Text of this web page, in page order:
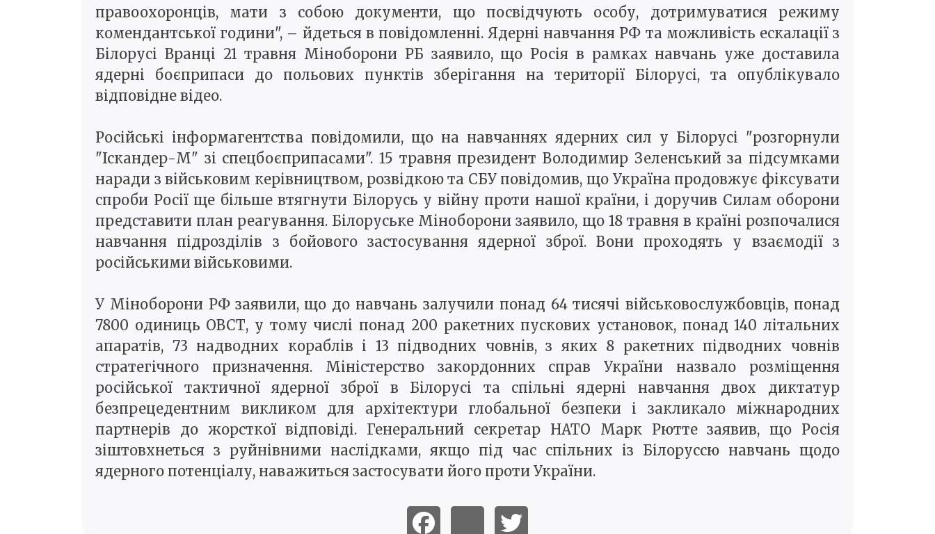
правоохоронців, мати з собою документи, що посвідчують особу, дотримуватися режиму
комендантської години", – йдеться в повідомленні. Ядерні навчання РФ та можливість ескалації з
Білорусі Вранці 21 травня Міноборони РБ заявило, що Росія в рамках навчань уже доставила
ядерні боєприпаси до польових пунктів зберігання на території Білорусі, та опублікувало
відповідне відео.
Російські інформагентства повідомили, що на навчаннях ядерних сил у Білорусі "розгорнули
"Іскандер-М" зі спецбоєприпасами". 15 травня президент Володимир Зеленський за підсумками
наради з військовим керівництвом, розвідкою та СБУ повідомив, що Україна продовжує фіксувати
спроби Росії ще більше втягнути Білорусь у війну проти нашої країни, і доручив Силам оборони
представити план реагування. Білоруське Міноборони заявило, що 18 травня в країні розпочалися
навчання підрозділів з бойового застосування ядерної зброї. Вони проходять у взаємодії з
російськими військовими.
У Міноборони РФ заявили, що до навчань залучили понад 64 тисячі військовослужбовців, понад
7800 одиниць ОВСТ, у тому числі понад 200 ракетних пускових установок, понад 140 літальних
апаратів, 73 надводних кораблів і 13 підводних човнів, з яких 8 ракетних підводних човнів
стратегічного призначення. Міністерство закордонних справ України назвало розміщення
російської тактичної ядерної зброї в Білорусі та спільні ядерні навчання двох диктатур
безпрецедентним викликом для архітектури глобальної безпеки і закликало міжнародних
партнерів до жорсткої відповіді. Генеральний секретар НАТО Марк Рютте заявив, що Росія
зіштовхнеться з руйнівними наслідками, якщо під час спільних із Білоруссю навчань щодо
ядерного потенціалу, наважиться застосувати його проти України.